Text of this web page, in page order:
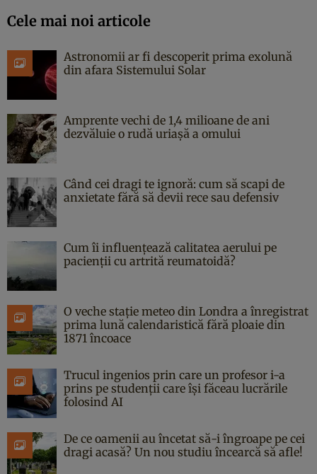
Cele mai noi articole
Astronomii ar fi descoperit prima exolună
din afara Sistemului Solar
Amprente vechi de 1,4 milioane de ani
dezvăluie o rudă uriașă a omului
Când cei dragi te ignoră: cum să scapi de
anxietate fără să devii rece sau defensiv
Cum îi influențează calitatea aerului pe
pacienții cu artrită reumatoidă?
O veche stație meteo din Londra a înregistrat
prima lună calendaristică fără ploaie din
1871 încoace
Trucul ingenios prin care un profesor i-a
prins pe studenții care își făceau lucrările
folosind AI
De ce oamenii au încetat să-i îngroape pe cei
dragi acasă? Un nou studiu încearcă să afle!